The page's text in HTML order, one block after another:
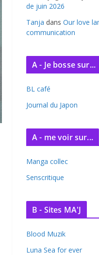
de juin 2026
Tanja dans Our love
communication
A - Je bosse sur...
BL café
Journal du Japon
A - me voir sur...
Manga collec
Senscritique
B - Sites MA'J
Blood Muzik
Luna Sea for ever